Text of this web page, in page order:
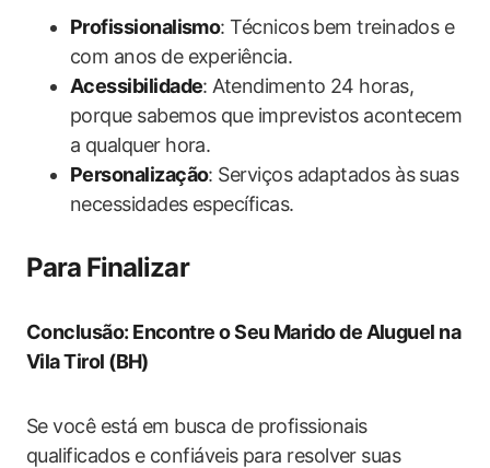
Profissionalismo: Técnicos bem treinados e
com anos de experiência.
Acessibilidade: Atendimento 24 horas,
porque sabemos que imprevistos acontecem
a qualquer hora.
Personalização: Serviços adaptados às suas
necessidades específicas.
Para Finalizar
Conclusão: Encontre o Seu Marido de Aluguel na
Vila Tirol (BH)
Se você está em busca de profissionais
qualificados e confiáveis para resolver suas